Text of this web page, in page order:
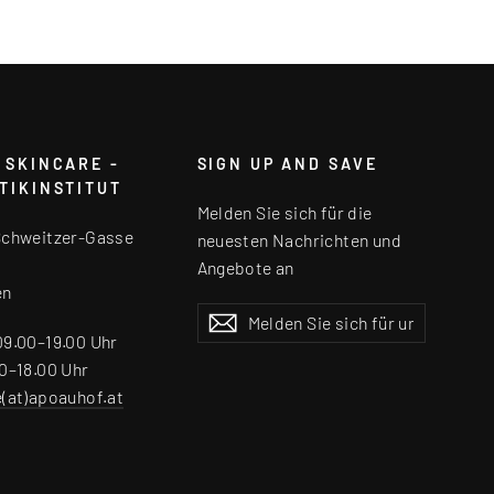
SKINCARE -
Gasse
Uhr
Uhr
SIGN UP AND SAVE
Melden Sie sich für die
neuesten Nachrichten und
Angebote an
Melden
Sie
Abonnieren
Abonnieren